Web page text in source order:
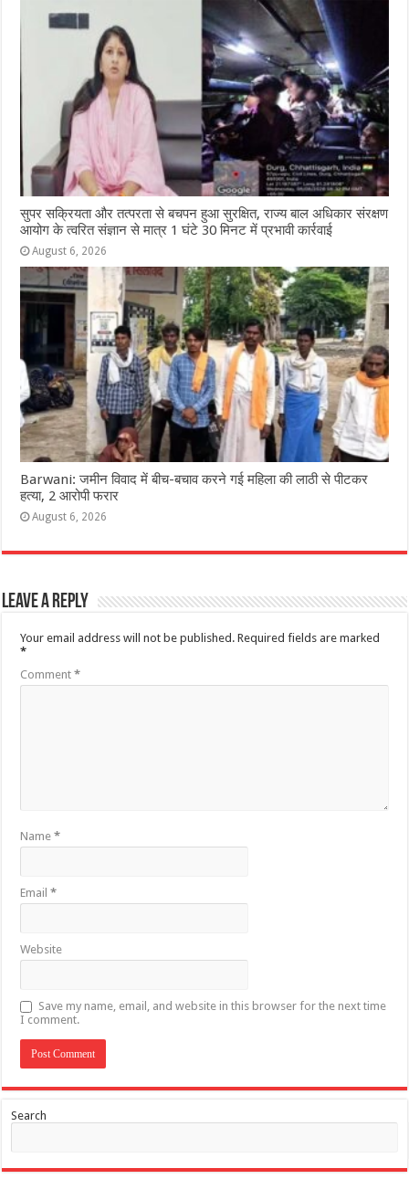
सुपर सक्रियता और तत्परता से बचपन हुआ सुरक्षित, राज्य बाल अधिकार संरक्षण
आयोग के त्वरित संज्ञान से मात्र 1 घंटे 30 मिनट में प्रभावी कार्रवाई
August 6, 2026
Barwani: जमीन विवाद में बीच-बचाव करने गई महिला की लाठी से पीटकर
हत्या, 2 आरोपी फरार
August 6, 2026
Leave a Reply
Your email address will not be published. Required fields are marked
*
Comment*
Name*
Email*
Website
Save my name, email, and website in this browser for the next time
I comment.
Search